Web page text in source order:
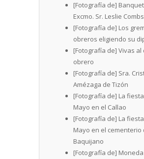
[Fotografía de]
Excmo. Sr. Leslie Combs
[Fotografía de] Los
obreros eligiendo su
[Fotografía de] Vivas al
obrero
[Fotografía de] Sra.
Amézaga de Tizón
[Fotografía de] La
Mayo en el Callao
[Fotografía de] La
Mayo en el cementerio
Baquijano
[Fotografía de]